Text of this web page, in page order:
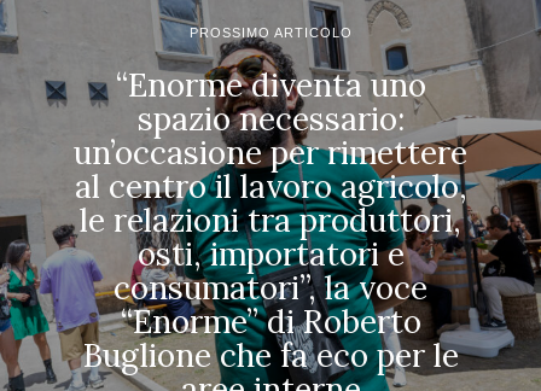
PROSSIMO ARTICOLO
“Enorme diventa uno
spazio necessario:
un’occasione per rimettere
al centro il lavoro agricolo,
le relazioni tra produttori,
osti, importatori e
consumatori”, la voce
“Enorme” di Roberto
Buglione che fa eco per le